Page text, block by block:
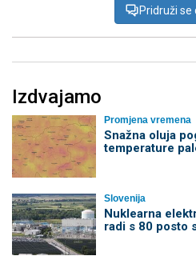
Pridruži se
Izdvajamo
Promjena vremena
Snažna oluja
temperature
Slovenija
Nuklearna
radi s 80 posto